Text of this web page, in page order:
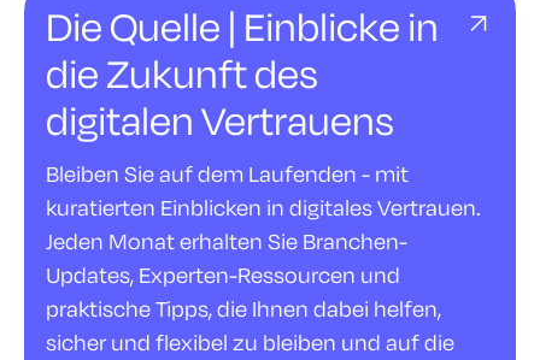
Die Quelle | Einblicke in
die Zukunft des
digitalen Vertrauens
Bleiben Sie auf dem Laufenden - mit
kuratierten Einblicken in digitales Vertrauen.
Jeden Monat erhalten Sie Branchen-
Updates, Experten-Ressourcen und
praktische Tipps, die Ihnen dabei helfen,
sicher und flexibel zu bleiben und auf die